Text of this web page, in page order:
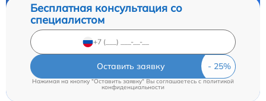
Бесплатная консультация со
специалистом
Оставить заявку
Нажимая на кнопку "Оставить заявку" Вы соглашаетесь cполитикой
конфиденциальности